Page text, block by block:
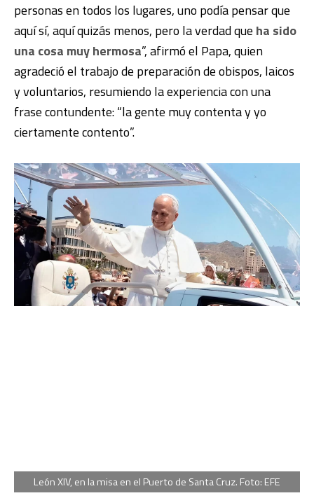
personas en todos los lugares, uno podía pensar que
aquí sí, aquí quizás menos, pero la verdad que ha sido
una cosa muy hermosa”, afirmó el Papa, quien
agradeció el trabajo de preparación de obispos, laicos
y voluntarios, resumiendo la experiencia con una
frase contundente: “la gente muy contenta y yo
ciertamente contento”.
León XIV, en la misa en el Puerto de Santa Cruz. Foto: EFE